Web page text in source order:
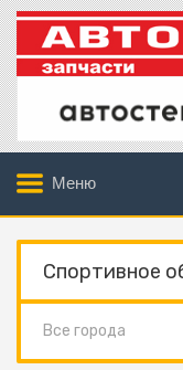
Меню
Все города